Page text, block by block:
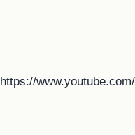
https://